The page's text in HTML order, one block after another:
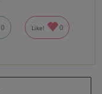
0 Like! 0